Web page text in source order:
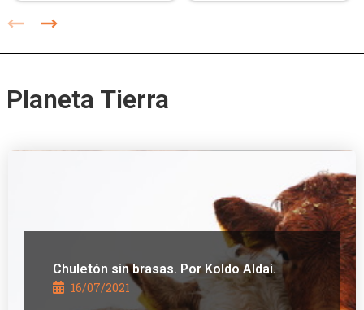
Planeta Tierra
Chuletón sin brasas. Por Koldo Aldai.
16/07/2021